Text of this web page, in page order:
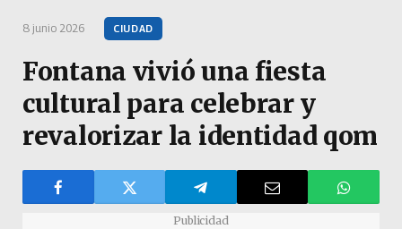
8 junio 2026 CIUDAD
Fontana vivió una fiesta
cultural para celebrar y
revalorizar la identidad qom
Publicidad